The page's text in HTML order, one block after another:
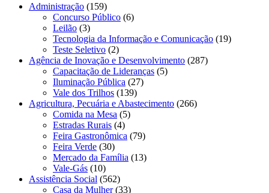
Administração (159)
Concurso Público (6)
Leilão (3)
Tecnologia da Informação e Comunicação (19)
Teste Seletivo (2)
Agência de Inovação e Desenvolvimento (287)
Capacitação de Lideranças (5)
Iluminação Pública (27)
Vale dos Trilhos (139)
Agricultura, Pecuária e Abastecimento (266)
Comida na Mesa (5)
Estradas Rurais (4)
Feira Gastronômica (79)
Feira Verde (30)
Mercado da Família (13)
Vale-Gás (10)
Assistência Social (562)
Casa da Mulher(33)